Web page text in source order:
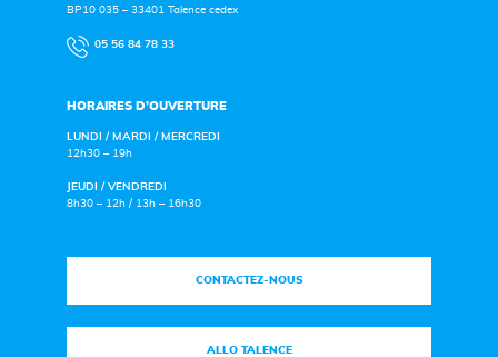
BP10 035 – 33401 Talence cedex
05 56 84 78 33
HORAIRES D’OUVERTURE
LUNDI / MARDI / MERCREDI
12h30 – 19h
JEUDI / VENDREDI
8h30 – 12h / 13h – 16h30
CONTACTEZ-NOUS
ALLO TALENCE